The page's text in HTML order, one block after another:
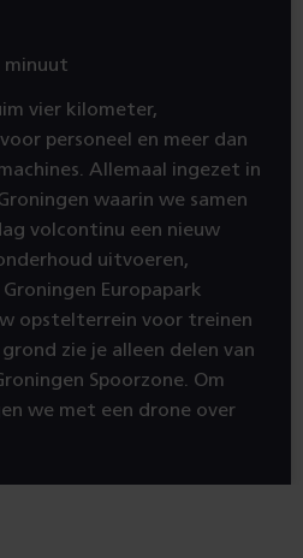
minuut
vier kilometer,
personeel en meer dan
Allemaal ingezet in
waarin we samen
volcontinu een nieuw
uitvoeren,
Europapark
opstelterrein voor treinen
zie je alleen delen van
Spoorzone. Om
we met een drone over